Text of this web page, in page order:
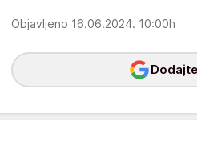
Objavljeno 16.06.2024. 10:00h